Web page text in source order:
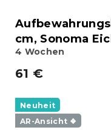
cm, Sonoma
4 Wochen
61 €
Neuheit
AR-Ansicht ❖